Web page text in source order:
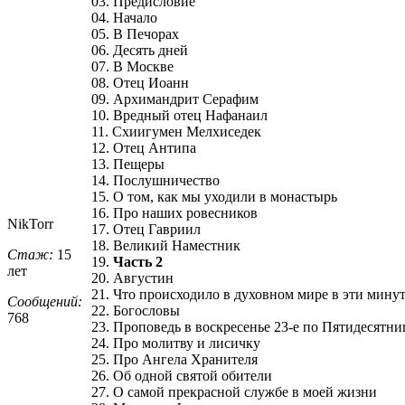
NikTorr
Стаж: 15
лет
Сообщений:
768
04. Начало
05. В Печорах
06. Десять дней
07. В Москве
08. Отец Иоанн
09. Архимандрит Серафим
10. Вредный отец Нафанаил
11. Cхиигумен Мелхиседек
12. Отец Антипа
13. Пещеры
14. Послушничество
15. О том, как мы уходили в монастырь
16. Про наших ровесников
17. Отец Гавриил
18. Великий Наместник
19. Часть 2
20. Августин
21. Что происходило в духовном мире в эти
22. Богословы
23. Проповедь в воскресенье 23-е по
24. Про молитву и лисичку
25. Про Ангела Хранителя
26. Об одной святой обители
27. О самой прекрасной службе в моей жизни